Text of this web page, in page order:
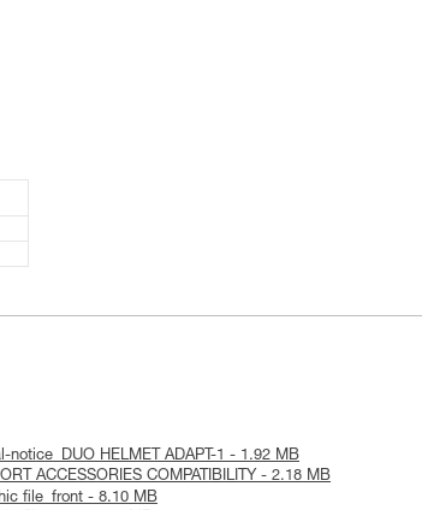
HELMET ADAPT-1 - 1.92 MB
ACCESSORIES COMPATIBILITY - 2.18 MB
file_front - 8.10 MB